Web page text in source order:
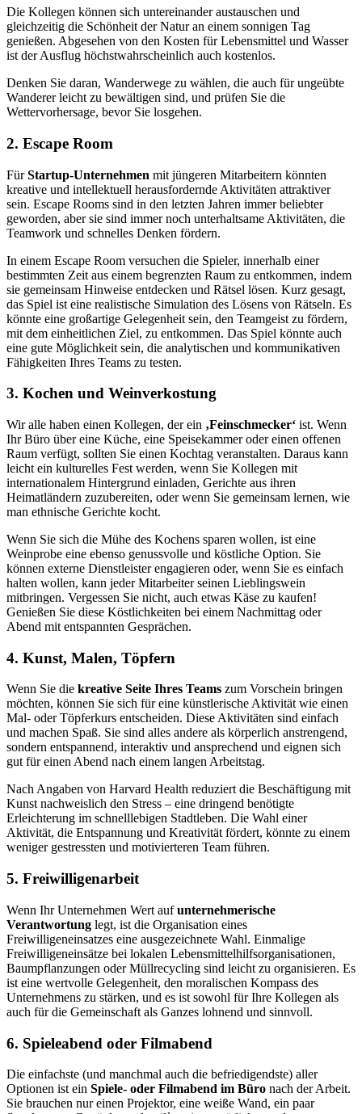
Die Kollegen können sich untereinander austauschen und
gleichzeitig die Schönheit der Natur an einem sonnigen Tag
genießen. Abgesehen von den Kosten für Lebensmittel und Wasser
ist der Ausflug höchstwahrscheinlich auch kostenlos.
Denken Sie daran, Wanderwege zu wählen, die auch für ungeübte
Wanderer leicht zu bewältigen sind, und prüfen Sie die
Wettervorhersage, bevor Sie losgehen.
2. Escape Room
FürStartup-Unternehmen mit jüngeren Mitarbeitern könnten
kreative und intellektuell herausfordernde Aktivitäten attraktiver
sein. Escape Rooms sind in den letzten Jahren immer beliebter
geworden, aber sie sind immer noch unterhaltsame Aktivitäten, die
Teamwork und schnelles Denken fördern.
In einem Escape Room versuchen die Spieler, innerhalb einer
bestimmten Zeit aus einem begrenzten Raum zu entkommen, indem
sie gemeinsam Hinweise entdecken und Rätsel lösen. Kurz gesagt,
das Spiel ist eine realistische Simulation des Lösens von Rätseln. Es
könnte eine großartige Gelegenheit sein, den Teamgeist zu fördern,
mit dem einheitlichen Ziel, zu entkommen. Das Spiel könnte auch
eine gute Möglichkeit sein, die analytischen und kommunikativen
Fähigkeiten Ihres Teams zu testen.
3. Kochen und Weinverkostung
Wir alle haben einen Kollegen, der ein ‚Feinschmecker‘ ist. Wenn
Ihr Büro über eine Küche, eine Speisekammer oder einen offenen
Raum verfügt, sollten Sie einen Kochtag veranstalten. Daraus kann
leicht ein kulturelles Fest werden, wenn Sie Kollegen mit
internationalem Hintergrund einladen, Gerichte aus ihren
Heimatländern zuzubereiten, oder wenn Sie gemeinsam lernen, wie
man ethnische Gerichte kocht.
Wenn Sie sich die Mühe des Kochens sparen wollen, ist eine
Weinprobe eine ebenso genussvolle und köstliche Option. Sie
können externe Dienstleister engagieren oder, wenn Sie es einfach
halten wollen, kann jeder Mitarbeiter seinen Lieblingswein
mitbringen. Vergessen Sie nicht, auch etwas Käse zu kaufen!
Genießen Sie diese Köstlichkeiten bei einem Nachmittag oder
Abend mit entspannten Gesprächen.
4. Kunst, Malen, Töpfern
Wenn Sie die kreative Seite Ihres Teams zum Vorschein bringen
möchten, können Sie sich für eine künstlerische Aktivität wie einen
Mal- oder Töpferkurs entscheiden. Diese Aktivitäten sind einfach
und machen Spaß. Sie sind alles andere als körperlich anstrengend,
sondern entspannend, interaktiv und ansprechend und eignen sich
gut für einen Abend nach einem langen Arbeitstag.
Nach Angaben von Harvard Health reduziert die Beschäftigung mit
Kunst nachweislich den Stress – eine dringend benötigte
Erleichterung im schnelllebigen Stadtleben. Die Wahl einer
Aktivität, die Entspannung und Kreativität fördert, könnte zu einem
weniger gestressten und motivierteren Team führen.
5. Freiwilligenarbeit
Wenn Ihr Unternehmen Wert aufunternehmerische
Verantwortung legt, ist die Organisation eines
Freiwilligeneinsatzes eine ausgezeichnete Wahl. Einmalige
Freiwilligeneinsätze bei lokalen Lebensmittelhilfsorganisationen,
Baumpflanzungen oder Müllrecycling sind leicht zu organisieren. Es
ist eine wertvolle Gelegenheit, den moralischen Kompass des
Unternehmens zu stärken, und es ist sowohl für Ihre Kollegen als
auch für die Gemeinschaft als Ganzes lohnend und sinnvoll.
6. Spieleabend oder Filmabend
Die einfachste (und manchmal auch die befriedigendste) aller
Optionen ist ein Spiele- oder Filmabend im Büro nach der Arbeit.
Sie brauchen nur einen Projektor, eine weiße Wand, ein paar